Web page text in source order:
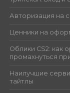
Авторизация на
Ценники на
Облики CS2: как
промахнуться
Наилучшие
тайтлы